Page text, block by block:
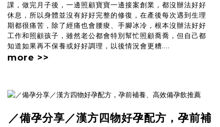
課，做完月子後，一邊照顧寶寶一邊接案創業，都沒辦法好好
休息，所以身體並沒有好好完整的修復，在產後每次遇到生理
期都很痛苦，除了經痛也會腰痠、手腳冰冷，根本沒辦法好好
工作和照顧孩子，雖然老公都會特別幫忙照顧喬喬，但自己都
知道如果再不保養或好好調理，以後情況會更糟....
more >>
／備孕分享／漢方四物好孕配方，孕前補